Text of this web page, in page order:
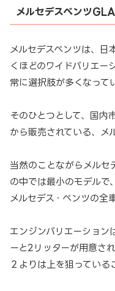
メルセデスベンツ
メルセデスベンツは、日
くほどのワイドバリエー
常に選択肢が多くなって
そのひとつとして、国内
から販売されている、メ
当然のことながらメルセ
の中では最小のモデル
メルセデス・ベンツの全
エンジンバリエーション
ーと2リッターが用意さ
２よりは上を狙っている